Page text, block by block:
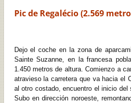
Pic de Regalécio (2.569
Dejo el coche en la zona de
Sainte Suzanne, en la francesa
1.450 metros de altura. Comienzo a
atravieso la carretera que va hacia el
al otro costado, encuentro el inicio del
Subo en dirección noroeste,